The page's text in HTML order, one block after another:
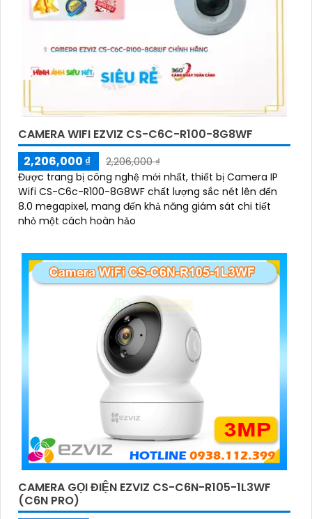
CAMERA WIFI EZVIZ CS-C6C-R100-8G8WF
2,206,000 ₫
2,206,000 ₫
Được trang bị công nghệ mới nhất, thiết bị Camera IP
Wifi CS-C6c-R100-8G8WF chất lượng sắc nét lên đến
8.0 megapixel, mang đến khả năng giám sát chi tiết
nhỏ một cách hoàn hảo
CAMERA GỌI ĐIỆN EZVIZ CS-C6N-R105-1L3WF
(C6N PRO)